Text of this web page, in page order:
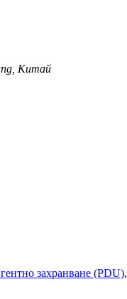
Китай
захранване (PDU),